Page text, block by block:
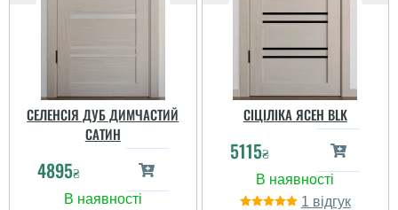
Саня
СЕЛЕНСІЯ ДУБ ДИМЧАСТИЙ
САТИН
4895₴
СІЦІЛІКА ЯСЕН BLK
5115₴
1